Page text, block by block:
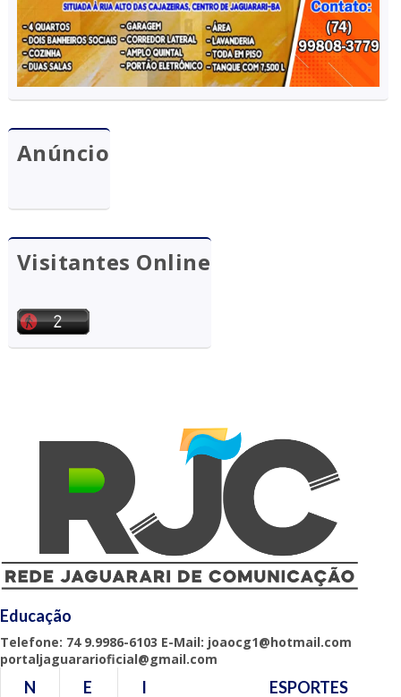
Anúncio
Visitantes Online
Educação
Telefone: 74 9.9986-6103 E-Mail: joaocg1@hotmail.com
portaljaguararioficial@gmail.com
N
E
I
ESPORTES